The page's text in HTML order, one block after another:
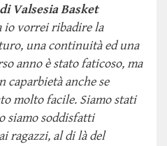
Valsesia Basket
io vorrei ribadire la
una continuità ed una
anno è stato faticoso, ma
anche se
molto facile. Siamo stati
siamo soddisfatti
ragazzi, al di là del